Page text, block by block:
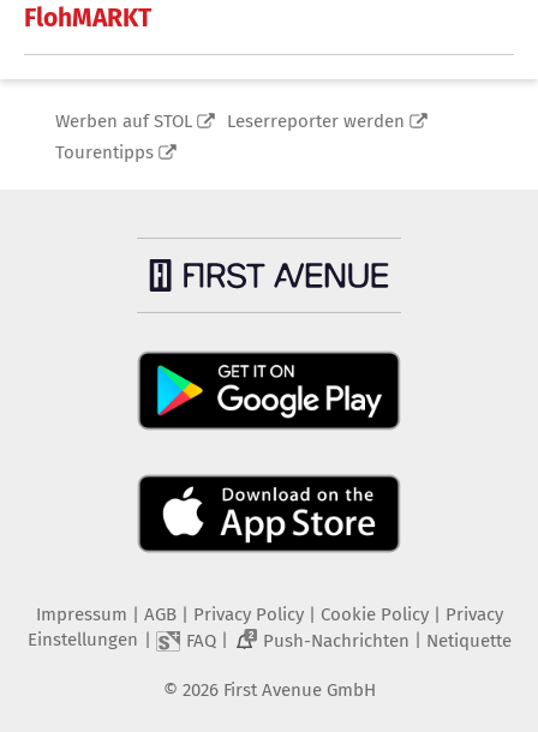
FlohMARKT
Werben auf STOL
Leserreporter werden
Tourentipps
Impressum AGB Privacy Policy| Cookie Policy| Privacy
Einstellungen
FAQ| 2 Push-Nachrichten Netiquette
© 2026 First Avenue GmbH